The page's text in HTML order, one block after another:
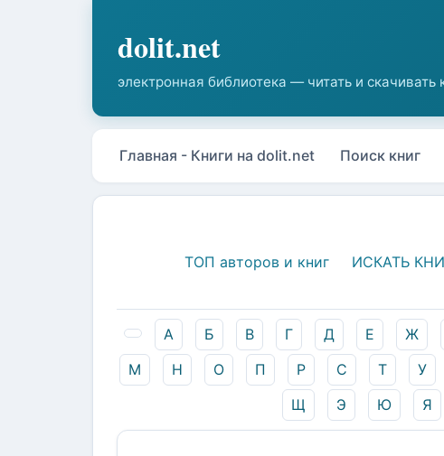
Главная - Книги на dolit.net Поиск книг
ТОП авторов и книг ИСКАТЬ
А Б В Г Д Е Ж
М
Н О П Р С Т У
Щ
Э Ю Я